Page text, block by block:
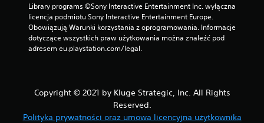
Library programs ©Sony Interactive Entertainment Inc. wyłączna
licencja podmiotu Sony Interactive Entertainment Europe.
Obowiązują Warunki korzystania z oprogramowania. Informacje
dotyczące wszystkich praw użytkowania można znaleźć pod
adresem eu.playstation.com/legal.
Copyright © 2021 by Kluge Strategic, Inc. All Rights
Reserved.
Polityka prywatności oraz umowa licencyjna użytkownika